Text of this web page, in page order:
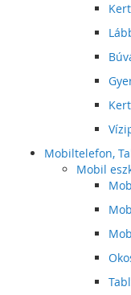
Mobiltelefon,
Mobil